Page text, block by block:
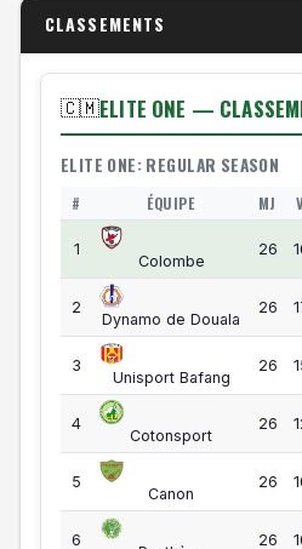
CLASSEMENTS
🇨🇲ELITE ONE —
ELITE ONE: REGULAR SEASON
Elite One — Classement
# ÉQUIPE MJ V
1
Colombe
26
2
Dynamo de Douala
26
3
Unisport Bafang
26
4
Cotonsport
26
5
Canon
26
6 26